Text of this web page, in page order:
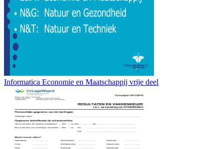
Informatica Economie en Maatschappij vrije deel